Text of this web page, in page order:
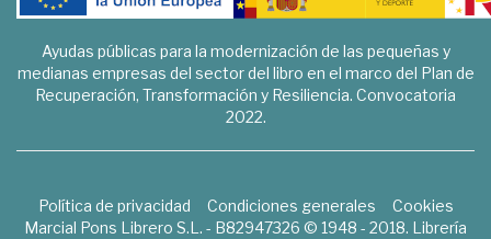
Ayudas públicas para la modernización de las pequeñas y
medianas empresas del sector del libro en el marco del Plan de
Recuperación, Transformación y Resiliencia. Convocatoria
2022.
Política de privacidad Condiciones generales
Cookies
Marcial Pons Librero S.L. - B82947326 © 1948 - 2018. Librería